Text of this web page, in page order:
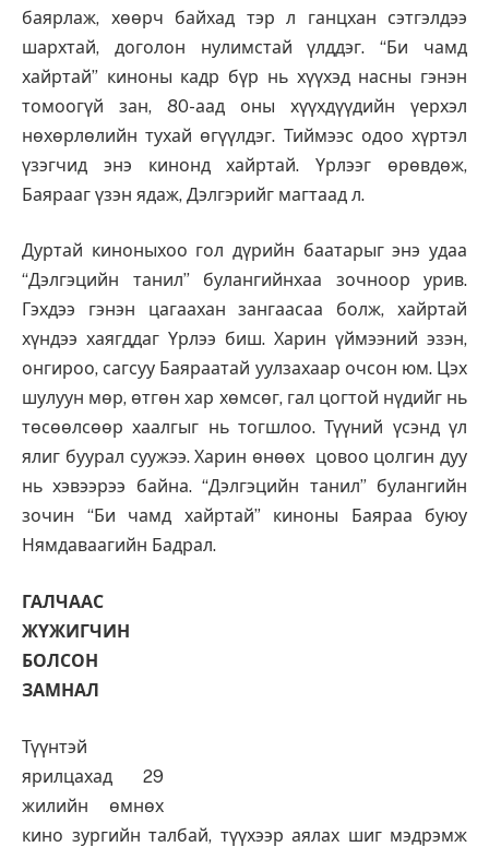
баярлаж, хөөрч байхад тэр л ганцхан сэтгэлдээ
шархтай, доголон нулимстай үлддэг. “Би чамд
хайртай” киноны кадр бүр нь хүүхэд насны гэнэн
томоогүй зан, 80-аад оны хүүхдүүдийн үерхэл
нөхөрлөлийн тухай өгүүлдэг. Тиймээс одоо хүртэл
үзэгчид энэ кинонд хайртай. Үрлээг өрөвдөж,
Баярааг үзэн ядаж, Дэлгэрийг магтаад л.
Дуртай киноныхоо гол дүрийн баатарыг энэ удаа
“Дэлгэцийн танил” булангийнхаа зочноор урив.
Гэхдээ гэнэн цагаахан зангаасаа болж, хайртай
хүндээ хаягддаг Үрлээ биш. Харин үймээний эзэн,
онгироо, сагсуу Баяраатай уулзахаар очсон юм. Цэх
шулуун мөр, өтгөн хар хөмсөг, гал цогтой нүдийг нь
төсөөлсөөр хаалгыг нь тогшлоо. Түүний үсэнд үл
ялиг буурал суужээ. Харин өнөөх цовоо цолгин дуу
нь хэвээрээ байна. “Дэлгэцийн танил” булангийн
зочин “Би чамд хайртай” киноны Баяраа буюу
Нямдаваагийн Бадрал.
ГАЛЧААС
ЖҮЖИГЧИН
БОЛСОН
ЗАМНАЛ
Түүнтэй
ярилцахад 29
жилийн өмнөх
кино зургийн талбай, түүхээр аялах шиг мэдрэмж